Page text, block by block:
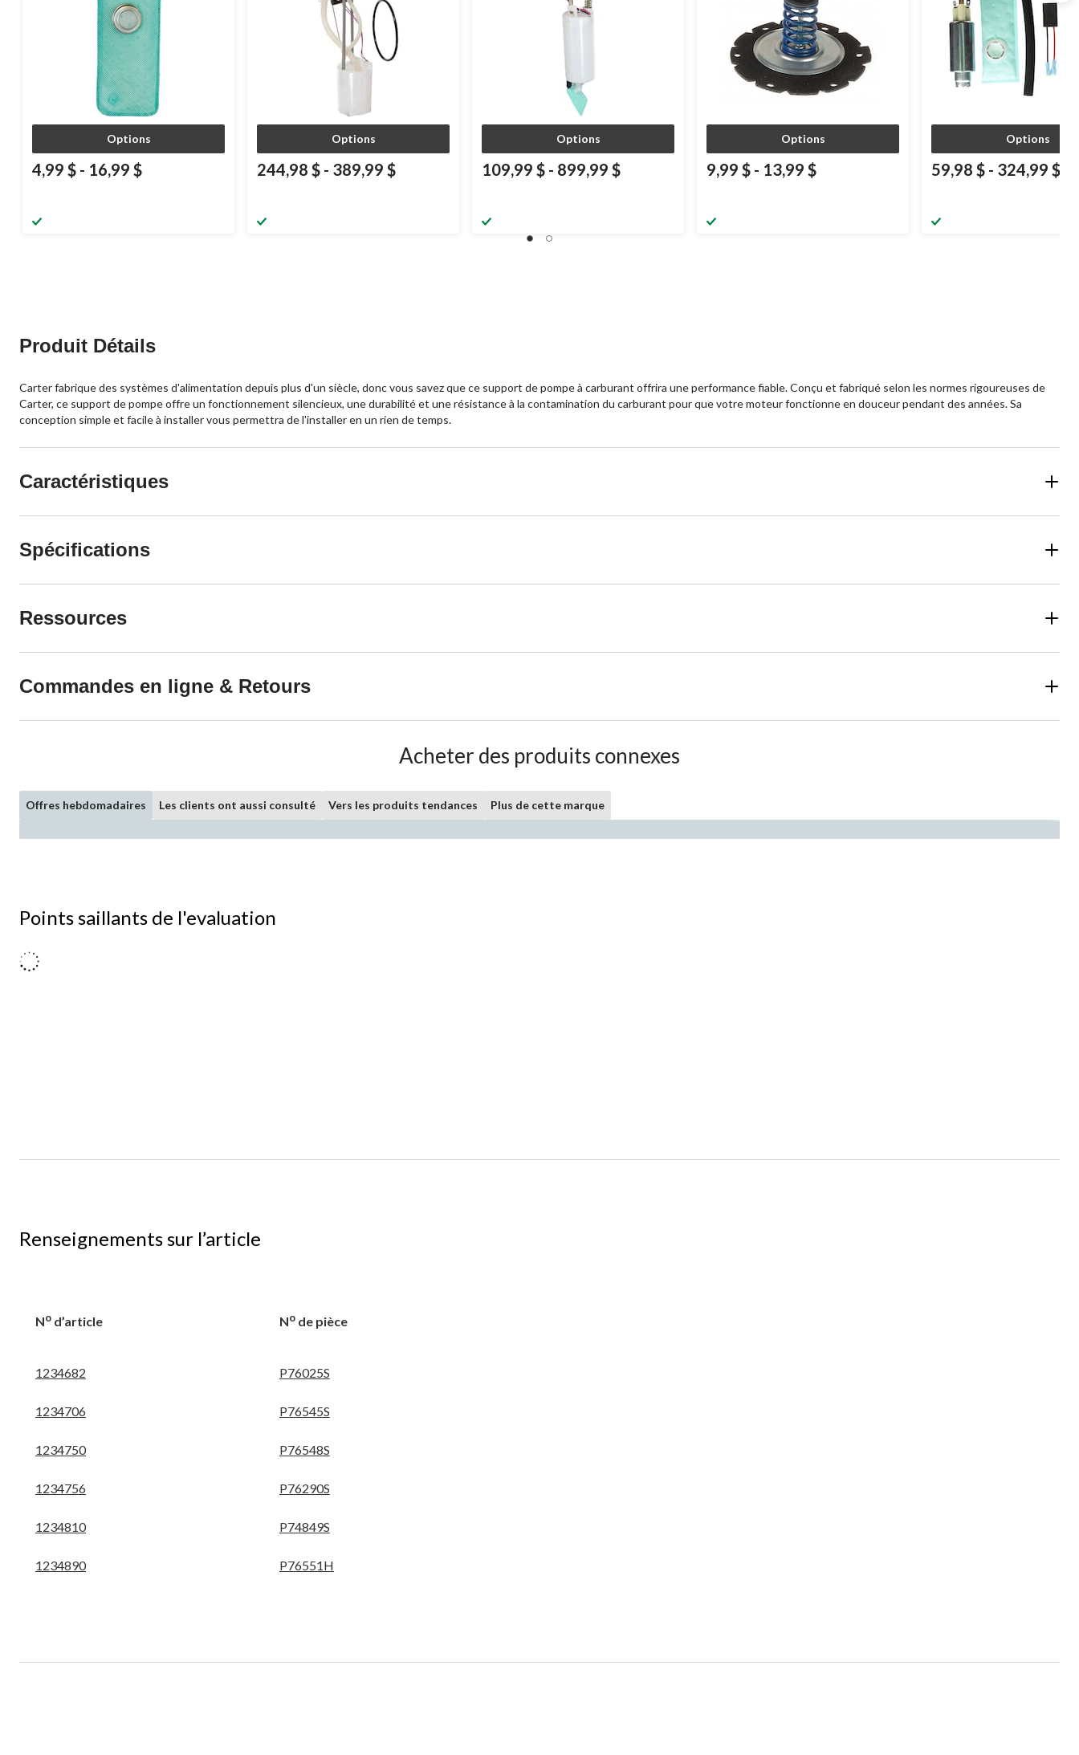
Options
4,99 $ - 16,99 $
Options
244,98 $ - 389,99 $
Options
109,99 $ - 899,99 $
Options
9,99 $ - 13,99 $
Options
59,98 $ - 324,99 $
Produit Détails
Carter fabrique des systèmes d'alimentation depuis plus d'un siècle, donc vous savez que ce support de pompe à carburant offrira une performance fiable. Conçu et fabriqué selon les normes rigoureuses de
Carter, ce support de pompe offre un fonctionnement silencieux, une durabilité et une résistance à la contamination du carburant pour que votre moteur fonctionne en douceur pendant des années. Sa
conception simple et facile à installer vous permettra de l'installer en un rien de temps.
Caractéristiques
Spécifications
Ressources
Commandes en ligne & Retours
Acheter des produits connexes
Offres hebdomadaires Les clients ont aussi consulté Vers les produits tendances Plus de cette marque
Points saillants de l'evaluation
Renseignements sur l’article
No d’article No de pièce
1234682 P76025S
1234706 P76545S
1234750 P76548S
1234756 P76290S
1234810 P74849S
1234890 P76551H